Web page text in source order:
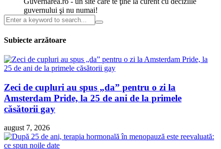
guvernului şi nu numai!
Subiecte arzătoare
Zeci de cupluri au spus „da” pentru o zi la
Amsterdam Pride, la 25 de ani de la primele
căsătorii gay
august 7, 2026